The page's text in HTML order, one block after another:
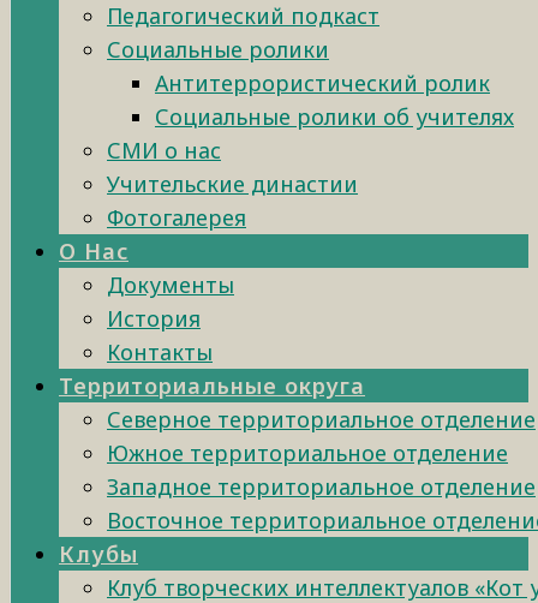
Педагогический подкаст
Социальные ролики
Антитеррористический ролик
Социальные ролики об учителях
СМИ о нас
Учительские династии
Фотогалерея
О Нас
Документы
История
Контакты
Территориальные округа
Северное территориальное отделение
Южное территориальное отделение
Западное территориальное отделение
Восточное территориальное
Клубы
Клуб творческих интеллектуалов «Кот